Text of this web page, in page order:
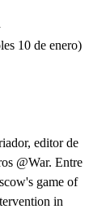
10 de enero)
editor de
@War. Entre
game of
in